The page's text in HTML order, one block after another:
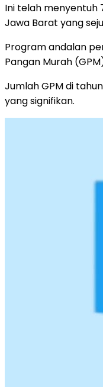
Ini telah menyentuh
Jawa Barat yang
Program andalan
Pangan Murah
Jumlah GPM di
yang signifikan.